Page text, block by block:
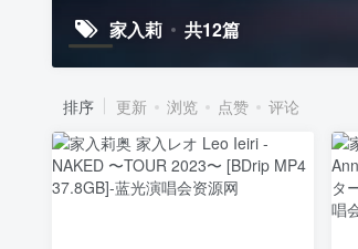
家入莉 共12篇
排序 更新 浏览 点赞 评论